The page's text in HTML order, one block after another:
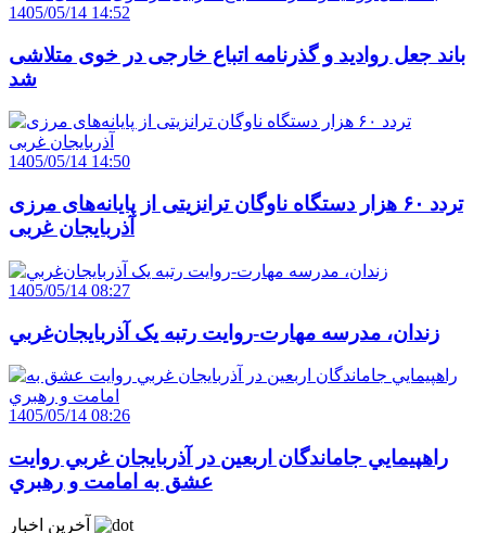
1405/05/14 14:52
باند جعل روادید و گذرنامه اتباع خارجی در خوی متلاشی
شد
1405/05/14 14:50
تردد ۶۰ هزار دستگاه ناوگان ترانزیتی از پایانه‌های مرزی
آذربایجان ‌غربی
1405/05/14 08:27
زندان، مدرسه مهارت-روايت رتبه يک آذربايجان‌غربي
1405/05/14 08:26
راهپيمايي جاماندگان اربعين در آذربايجان غربي روايت
عشق به امامت و رهبري